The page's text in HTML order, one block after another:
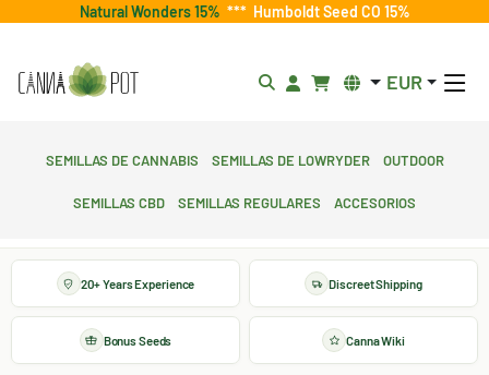
Natural Wonders 15% *** Humboldt Seed CO 15%
EUR
Semillas de cannabis Semillas de lowryder Outdoor
Semillas CBD Semillas regulares Accesorios
20+ Years Experience Discreet Shipping
Bonus Seeds Canna Wiki